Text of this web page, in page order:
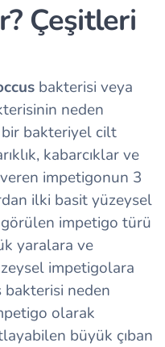
Çeşitleri
bakterisi veya
neden
bir bakteriyel cilt
kabarcıklar ve
impetigonun 3
ilki basit yüzeysel
impetigo türü
yaralara ve
impetigolara
neden
olarak
büyük çıban